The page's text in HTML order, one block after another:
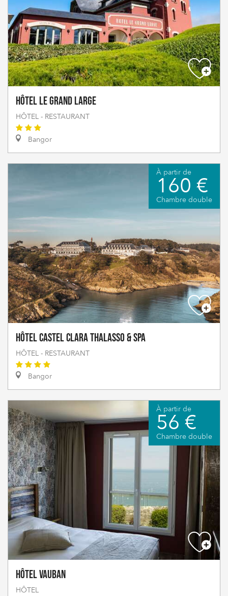
Hôtel Le Grand Large
HÔTEL - RESTAURANT
Bangor
À partir de
160 €
Chambre double
Hôtel Castel Clara Thalasso & Spa
HÔTEL - RESTAURANT
Bangor
À partir de
56 €
Chambre double
Hôtel Vauban
HÔTEL